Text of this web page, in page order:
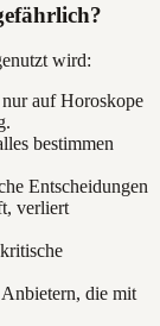
wird:
auf Horoskope
bestimmen
Entscheidungen
verliert
die mit